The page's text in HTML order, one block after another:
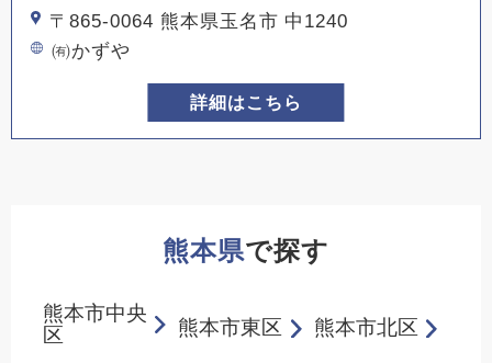
〒865-0064 熊本県玉名市 中1240
㈲かずや
詳細はこちら
熊本県で探す
熊本市中央
区
熊本市東区 熊本市北区